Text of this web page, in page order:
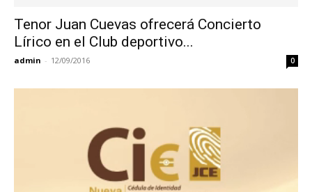
Tenor Juan Cuevas ofrecerá Concierto
Lírico en el Club deportivo...
admin - 12/09/2016 0